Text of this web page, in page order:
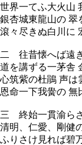
世界一てふ大火山
銀杏城東龍山の 翠
滾々尽きぬ白川に
二 往昔懐へば遠
道を講ずる一茅舎
心筑紫の杜鵑 声は
恩命一下我黌の 無
三 終始一貫渝ら
清明、仁愛、剛健
ふりさけ見れば碧